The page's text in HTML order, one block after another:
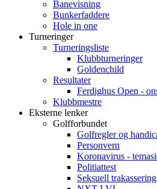
Banevisning
Bunkerfaddere
Hole in one
Turneringer
Turneringsliste
Klubbturneringer
Goldenchild
Resultater
Ferdighus Open -
Klubbmestre
Eksterne lenker
Golfforbundet
Golfregler og
Personvern
Koronavirus -
Politiattest
Seksuell